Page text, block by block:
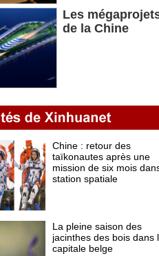
Les
de la Chine